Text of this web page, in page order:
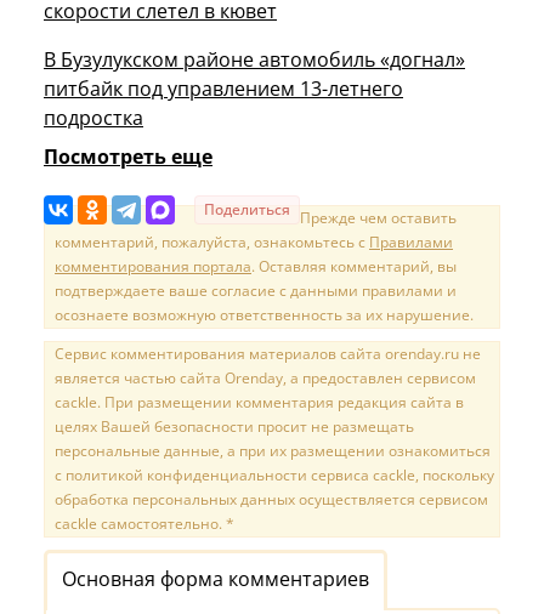
скорости слетел в кювет
В Бузулукском районе автомобиль «догнал»
питбайк под управлением 13-летнего
подростка
Посмотреть еще
Поделиться Прежде чем оставить
комментарий, пожалуйста, ознакомьтесь с Правилами
комментирования портала. Оставляя комментарий, вы
подтверждаете ваше согласие с данными правилами и
осознаете возможную ответственность за их нарушение.
Сервис комментирования материалов сайта orenday.ru не
является частью сайта Orenday, а предоставлен сервисом
cackle. При размещении комментария редакция сайта в
целях Вашей безопасности просит не размещать
персональные данные, а при их размещении ознакомиться
с политикой конфиденциальности сервиса cackle, поскольку
обработка персональных данных осуществляется сервисом
cackle самостоятельно. *
Основная форма комментариев